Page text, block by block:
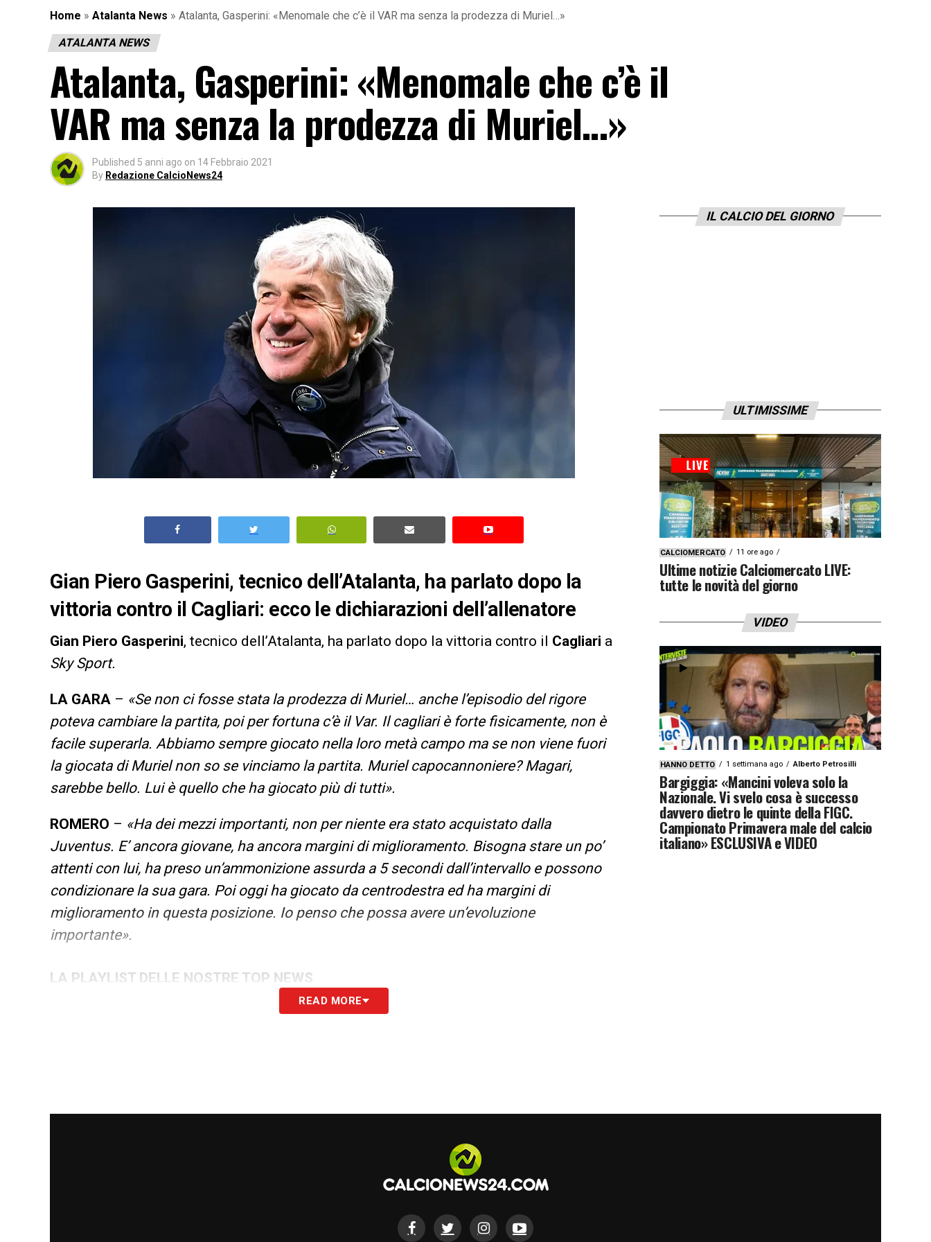
Home » Atalanta News » Atalanta, Gasperini: «Menomale che c’è il VAR ma senza la prodezza di Muriel…»
ATALANTA NEWS
Atalanta, Gasperini: «Menomale che c’è il
VAR ma senza la prodezza di Muriel…»
Published 5 anni ago on 14 Febbraio 2021
By Redazione CalcioNews24
Gian Piero Gasperini, tecnico dell’Atalanta, ha parlato dopo la
vittoria contro il Cagliari: ecco le dichiarazioni dell’allenatore
Gian Piero Gasperini, tecnico dell’Atalanta, ha parlato dopo la vittoria contro il Cagliari a
Sky Sport.
LA GARA – «Se non ci fosse stata la prodezza di Muriel… anche l’episodio del rigore
poteva cambiare la partita, poi per fortuna c’è il Var. Il cagliari è forte fisicamente, non è
facile superarla. Abbiamo sempre giocato nella loro metà campo ma se non viene fuori
la giocata di Muriel non so se vinciamo la partita. Muriel capocannoniere? Magari,
sarebbe bello. Lui è quello che ha giocato più di tutti».
ROMERO – «Ha dei mezzi importanti, non per niente era stato acquistato dalla
Juventus. E’ ancora giovane, ha ancora margini di miglioramento. Bisogna stare un po’
attenti con lui, ha preso un’ammonizione assurda a 5 secondi dall’intervallo e possono
condizionare la sua gara. Poi oggi ha giocato da centrodestra ed ha margini di
miglioramento in questa posizione. Io penso che possa avere un’evoluzione
importante».
LA PLAYLIST DELLE NOSTRE TOP NEWS
READ MORE
IL CALCIO DEL GIORNO
ULTIMISSIME
CALCIOMERCATO 11 ore ago
Ultime notizie Calciomercato LIVE:
tutte le novità del giorno
VIDEO
HANNO DETTO 1 settimana ago Alberto Petrosilli
Bargiggia: «Mancini voleva solo la
Nazionale. Vi svelo cosa è successo
davvero dietro le quinte della FIGC.
Campionato Primavera male del calcio
italiano» ESCLUSIVA e VIDEO